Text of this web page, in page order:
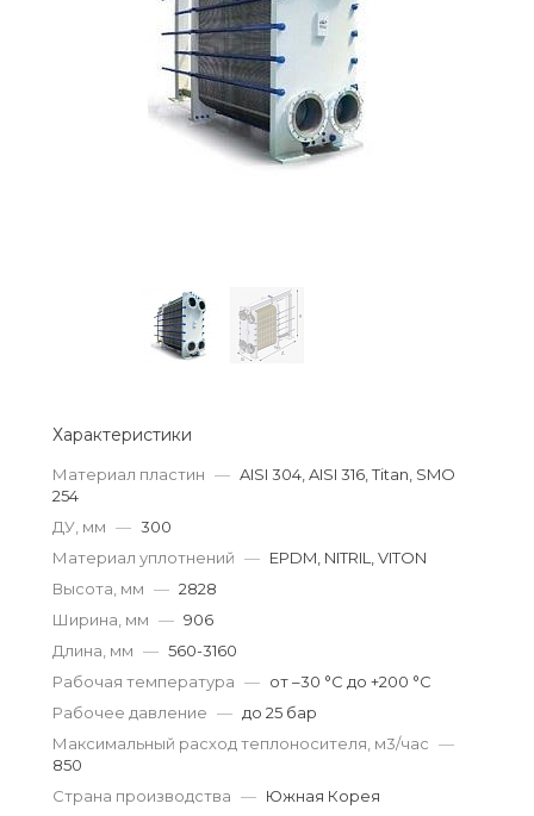
Характеристики
Материал пластин — AISI 304, AISI 316, Titan, SMO
254
ДУ, мм — 300
Материал уплотнений — EPDM, NITRIL, VITON
Высота, мм — 2828
Ширина, мм — 906
Длина, мм — 560-3160
Рабочая температура — от –30 °С до +200 °С
Рабочее давление — до 25 бар
Максимальный расход теплоносителя, м3/час —
850
Страна производства — Южная Корея